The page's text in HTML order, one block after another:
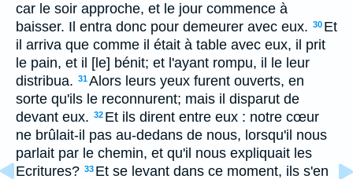
car le soir approche, et le jour commence à
baisser. Il entra donc pour demeurer avec eux. 30 Et
il arriva que comme il était à table avec eux, il prit
le pain, et il [le] bénit; et l'ayant rompu, il le leur
distribua. 31Alors leurs yeux furent ouverts, en
sorte qu'ils le reconnurent; mais il disparut de
devant eux. 32 Et ils dirent entre eux : notre cœur
ne brûlait-il pas au-dedans de nous, lorsqu'il nous
parlait par le chemin, et qu'il nous expliquait les
Ecritures? 33 Et se levant dans ce moment, ils s'en